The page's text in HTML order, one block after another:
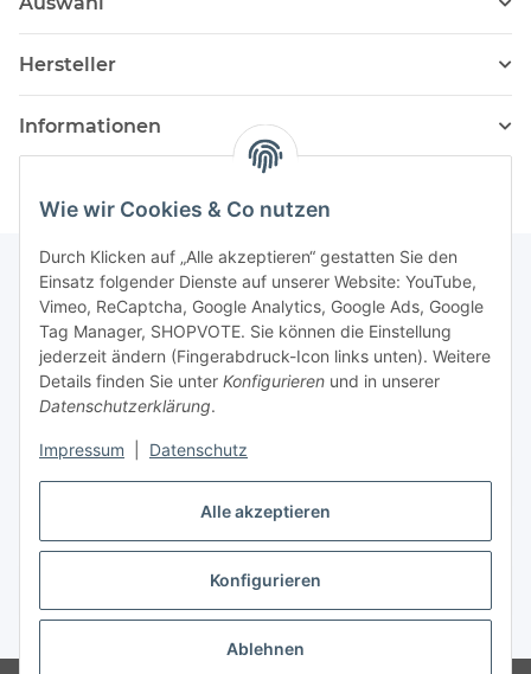
Alle akzeptieren
Konfigurieren
Ablehnen
Wie wir Cookies & Co nutzen
Durch Klicken auf „Alle akzeptieren“ gestatten Sie den
Einsatz folgender Dienste auf unserer Website: YouTube,
Vimeo, ReCaptcha, Google Analytics, Google Ads, Google
Tag Manager, SHOPVOTE. Sie können die Einstellung
jederzeit ändern (Fingerabdruck-Icon links unten). Weitere
Details finden Sie unter Konfigurieren und in unserer
Datenschutzerklärung.
Impressum Datenschutz
Hersteller
Informationen
Newsletter Abonnieren
Bitte senden Sie mir entsprechend Ihrer
Datenschutzerklärungregelmäßig und jederzeit widerruflich
Informationen zu Ihrem Produktsortiment per E-Mail zu.
Abonnieren
Newsletter Abonnieren
Vertrag widerrufen
* Alle Preise inkl. gesetzlicher USt., zzgl.